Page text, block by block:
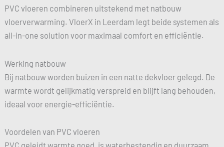
PVC vloeren combineren uitstekend met natbouw
vloerverwarming. VloerX in Leerdam legt beide systemen als
all-in-one solution voor maximaal comfort en efficiëntie.
Werking natbouw
Bij natbouw worden buizen in een natte dekvloer gelegd. De
warmte wordt gelijkmatig verspreid en blijft lang behouden,
ideaal voor energie-efficiëntie.
Voordelen van PVC vloeren